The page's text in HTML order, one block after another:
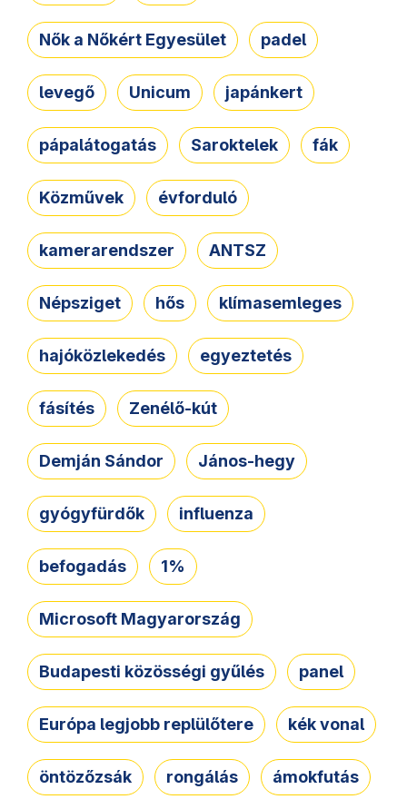
Nők a Nőkért Egyesület padel
levegő Unicum japánkert
pápalátogatás Saroktelek fák
Közművek évforduló
kamerarendszer ANTSZ
Népsziget hős klímasemleges
hajóközlekedés egyeztetés
fásítés Zenélő-kút
Demján Sándor János-hegy
gyógyfürdők influenza
befogadás 1%
Microsoft Magyarország
Budapesti közösségi gyűlés panel
Európa legjobb replülőtere kék vonal
öntözőzsák rongálás ámokfutás